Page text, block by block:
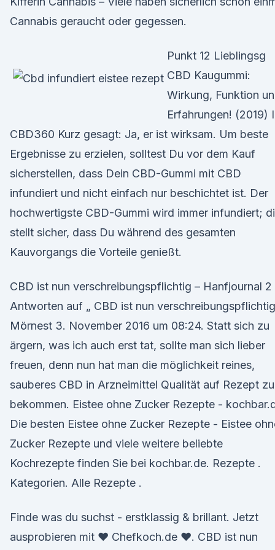
Cannabis geraucht oder gegessen.
Punkt 12 Lieblingsg
CBD Kaugummi:
Wirkung, Funktion
Erfahrungen! (2019) I
CBD360 Kurz gesagt: Ja, er ist wirksam. Um beste
Ergebnisse zu erzielen, solltest Du vor dem Kauf
sicherstellen, dass Dein CBD-Gummi mit CBD
infundiert und nicht einfach nur beschichtet ist. Der
hochwertigste CBD-Gummi wird immer infundiert;
stellt sicher, dass Du während des gesamten
Kauvorgangs die Vorteile genießt.
CBD ist nun verschreibungspflichtig – Hanfjournal 2
Antworten auf „ CBD ist nun
Mörnest 3. November 2016 um 08:24. Statt sich zu
ärgern, was ich auch erst tat, sollte man sich lieber
freuen, denn nun hat man die möglichkeit reines,
sauberes CBD in Arzneimittel Qualität auf Rezept zu
bekommen. Eistee ohne Zucker Rezepte -
Die besten Eistee ohne Zucker Rezepte - Eistee
Zucker Rezepte und viele weitere beliebte
Kochrezepte finden Sie bei kochbar.de. Rezepte .
Kategorien. Alle Rezepte .
Finde was du suchst - erstklassig & brillant. Jetzt
ausprobieren mit ♥ Chefkoch.de ♥. CBD ist nun